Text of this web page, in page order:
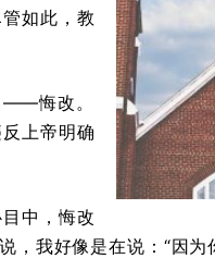
如此，教
悔改。
上帝明确
中，悔改
，我好像是在说：“因